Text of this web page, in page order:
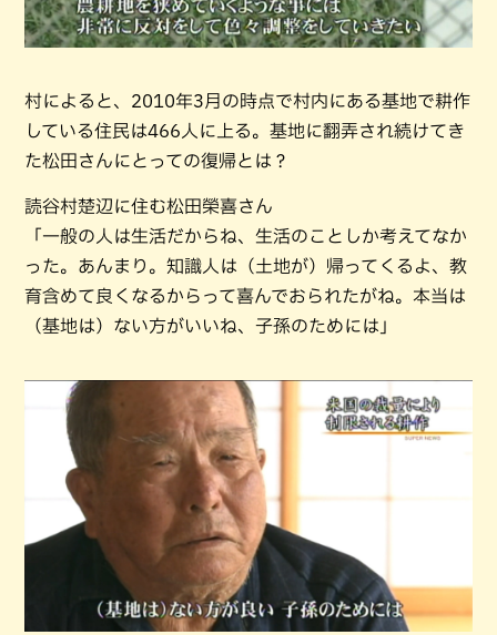
村によると、2010年3月の時点で村内にある基地で耕作
している住民は466人に上る。基地に翻弄され続けてき
た松田さんにとっての復帰とは？
読谷村楚辺に住む松田榮喜さん
「一般の人は生活だからね、生活のことしか考えてなか
った。あんまり。知識人は（土地が）帰ってくるよ、教
育含めて良くなるからって喜んでおられたがね。本当は
（基地は）ない方がいいね、子孫のためには」